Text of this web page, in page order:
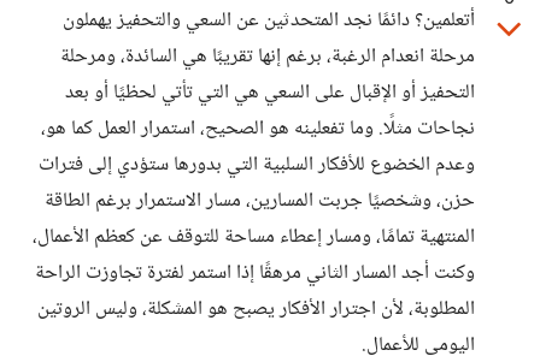
أتعلمين؟ دائمًا نجد المتحدثين عن السعي والتحفيز يهملون
مرحلة انعدام الرغبة، برغم إنها تقريبًا هي السائدة، ومرحلة
التحفيز أو الإقبال على السعي هي التي تأتي لحظيًا أو بعد
نجاحات مثلًا. وما تفعلينه هو الصحيح، استمرار العمل كما هو،
وعدم الخضوع للأفكار السلبية التي بدورها ستؤدي إلى فترات
حزن، وشخصيًا جربت المسارين، مسار الاستمرار برغم الطاقة
المنتهية تمامًا، ومسار إعطاء مساحة للتوقف عن كعظم الأعمال،
وكنت أجد المسار الثاني مرهقًا إذا استمر لفترة تجاوزت الراحة
المطلوبة، لأن اجترار الأفكار يصبح هو المشكلة، وليس الروتين
اليومي للأعمال.